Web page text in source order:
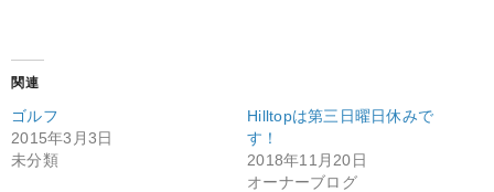
関連
ゴルフ
2015年3月3日
未分類
Hilltopは第三日曜日休みで
す！
2018年11月20日
オーナーブログ